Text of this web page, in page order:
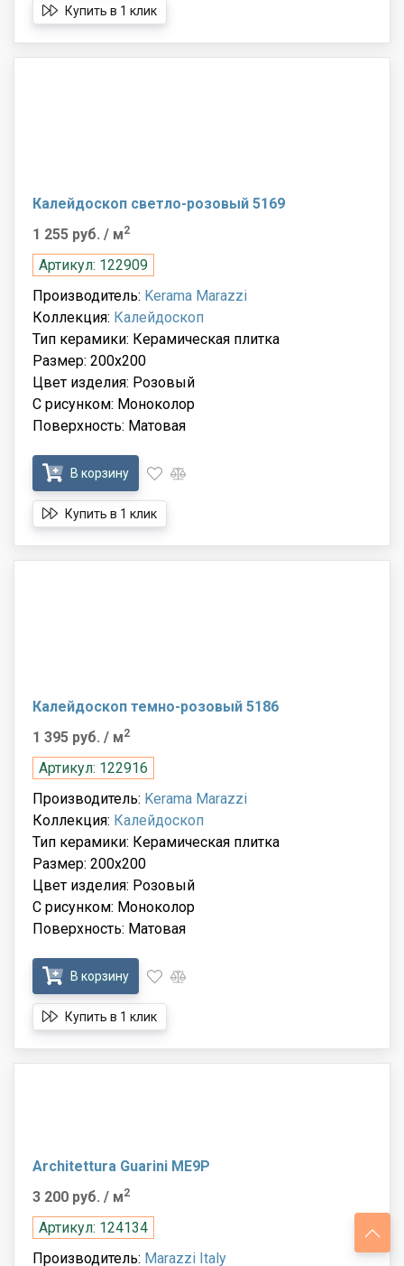
Купить в 1 клик
Калейдоскоп светло-розовый 5169
1 255 руб. / м2
Артикул: 122909
Производитель: Kerama Marazzi
Коллекция: Калейдоскоп
Тип керамики: Керамическая плитка
Размер: 200x200
Цвет изделия: Розовый
С рисунком: Моноколор
Поверхность: Матовая
В корзину
Купить в 1 клик
Калейдоскоп темно-розовый 5186
1 395 руб. / м2
Артикул: 122916
Производитель: Kerama Marazzi
Коллекция: Калейдоскоп
Тип керамики: Керамическая плитка
Размер: 200x200
Цвет изделия: Розовый
С рисунком: Моноколор
Поверхность: Матовая
В корзину
Купить в 1 клик
Architettura Guarini ME9P
3 200 руб. / м2
Артикул: 124134
Производитель: Marazzi Italy